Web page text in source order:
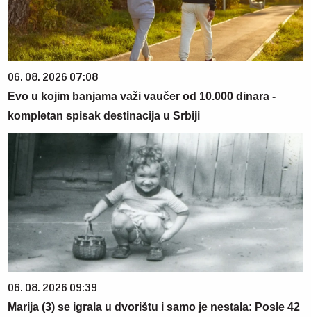
06. 08. 2026 07:08
Evo u kojim banjama važi vaučer od 10.000 dinara -
kompletan spisak destinacija u Srbiji
06. 08. 2026 09:39
Marija (3) se igrala u dvorištu i samo je nestala: Posle 42